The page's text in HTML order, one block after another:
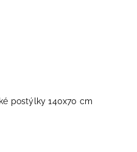
postýlky 140x70 cm